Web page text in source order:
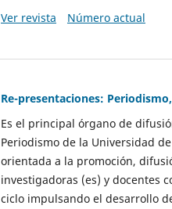
Ver revista
Número actual
Re-presentaciones:
Es el principal órgano de
Periodismo de la Universidad
orientada a la promoción,
investigadoras (es) y docentes
ciclo impulsando el desarrollo